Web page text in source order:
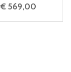
€ 569,00